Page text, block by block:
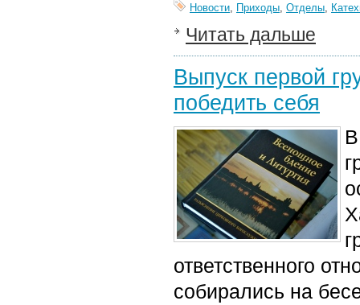
Новости, Приходы, Отделы,
Читать дальше
Выпуск первой
победить себя
ответственного
собирались на